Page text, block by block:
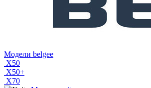
Модели belgee
X50
X50+
X70